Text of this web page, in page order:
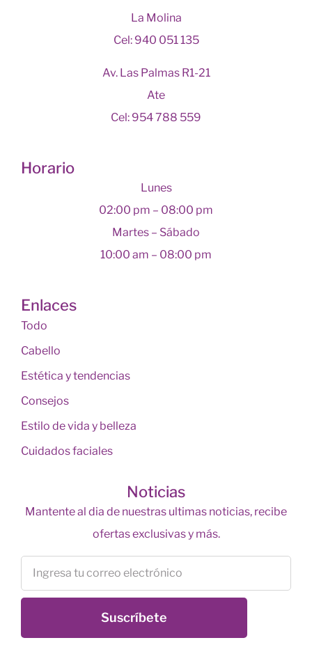
La Molina
Cel: 940 051 135
Av. Las Palmas R1-21
Ate
Cel: 954 788 559
Horario
Lunes
02:00 pm – 08:00 pm
Martes – Sábado
10:00 am – 08:00 pm
Enlaces
Todo
Cabello
Estética y tendencias
Consejos
Estilo de vida y belleza
Cuidados faciales
Noticias
Mantente al dia de nuestras ultimas noticias, recibe
ofertas exclusivas y más.
Suscríbete